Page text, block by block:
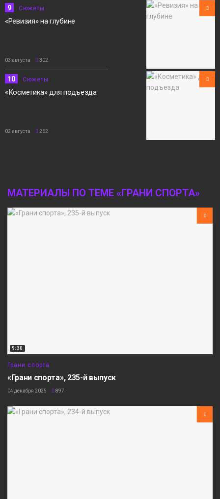
9 Сюжеты
«Ревизия» на глубине
03 августа 302
10 Сюжеты
«Косметика» для подъезда
02 августа 262
МАТЕРИАЛЫ ПО ТЕМЕ «ГРАНИ СПОРТА»
9:30
Грани спорта
«Грани спорта», 235-й выпуск
04 декабря 2025 897